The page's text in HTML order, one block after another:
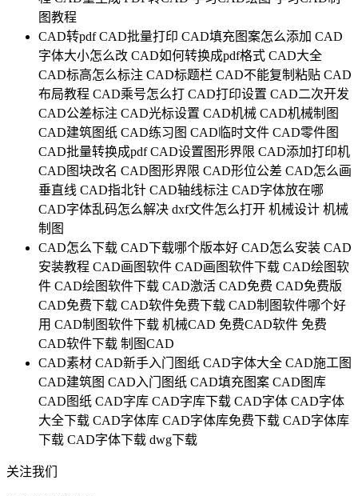
图教程
CAD转pdf CAD批量打印 CAD填充图案怎么添加 CAD
字体大小怎么改 CAD如何转换成pdf格式 CAD大全
CAD标高怎么标注 CAD标题栏 CAD不能复制粘贴 CAD
布局教程 CAD乘号怎么打 CAD打印设置 CAD二次开发
CAD公差标注 CAD光标设置 CAD机械 CAD机械制图
CAD建筑图纸 CAD练习图 CAD临时文件 CAD零件图
CAD批量转换成pdf CAD设置图形界限 CAD添加打印机
CAD图块改名 CAD图形界限 CAD形位公差 CAD怎么画
垂直线 CAD指北针 CAD轴线标注 CAD字体放在哪
CAD字体乱码怎么解决 dxf文件怎么打开 机械设计 机械
制图
CAD怎么下载 CAD下载哪个版本好 CAD怎么安装 CAD
安装教程 CAD画图软件 CAD画图软件下载 CAD绘图软
件 CAD绘图软件下载 CAD激活 CAD免费 CAD免费版
CAD免费下载 CAD软件免费下载 CAD制图软件哪个好
用 CAD制图软件下载 机械CAD 免费CAD软件 免费
CAD软件下载 制图CAD
CAD素材 CAD新手入门图纸 CAD字体大全 CAD施工图
CAD建筑图 CAD入门图纸 CAD填充图案 CAD图库
CAD图纸 CAD字库 CAD字库下载 CAD字体 CAD字体
大全下载 CAD字体库 CAD字体库免费下载 CAD字体库
下载 CAD字体下载 dwg下载
关注我们